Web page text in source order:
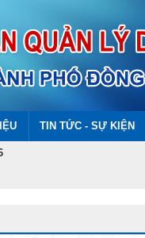
TIN TỨC - SỰ KIỆN